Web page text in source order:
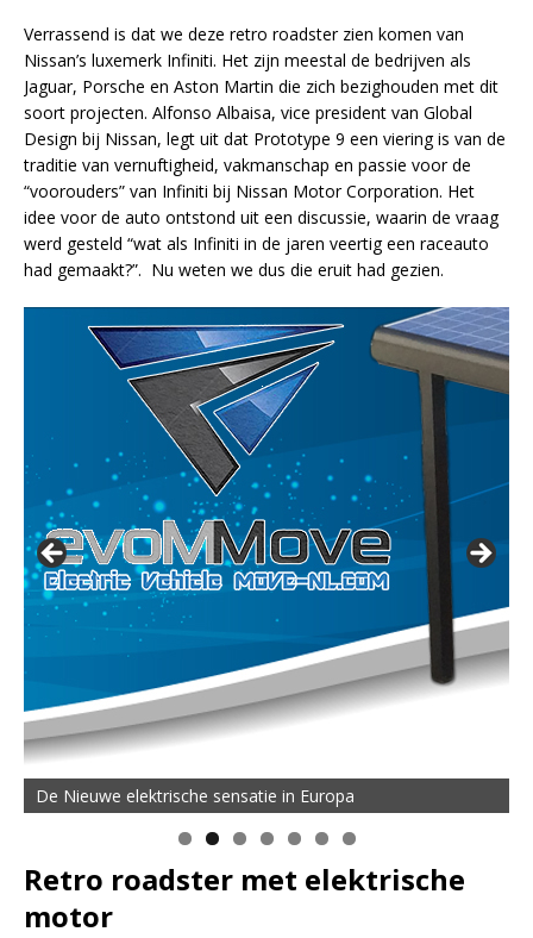
Verrassend is dat we deze retro roadster zien komen van
Nissan’s luxemerk Infiniti. Het zijn meestal de bedrijven als
Jaguar, Porsche en Aston Martin die zich bezighouden met dit
soort projecten. Alfonso Albaisa, vice president van Global
Design bij Nissan, legt uit dat Prototype 9 een viering is van de
traditie van vernuftigheid, vakmanschap en passie voor de
“voorouders” van Infiniti bij Nissan Motor Corporation. Het
idee voor de auto ontstond uit een discussie, waarin de vraag
werd gesteld “wat als Infiniti in de jaren veertig een raceauto
had gemaakt?”. Nu weten we dus die eruit had gezien.
De Nieuwe elektrische sensatie in Europa
Retro roadster met elektrische
motor